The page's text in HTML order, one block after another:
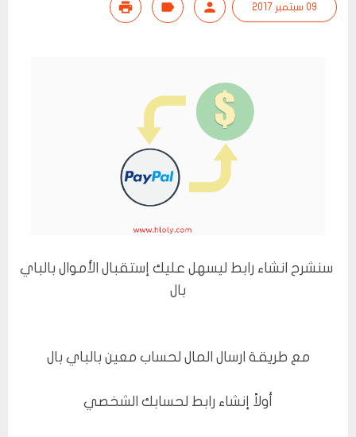
09 سبتمبر 2017
سنشرح انشاء رابط ليسهل عليك إستقبال الأموال بالباي
بال
مع طريقة ارسال المال لحساب معين بالباي بال
أولاً إنشاء رابط لحسابك الشخصي